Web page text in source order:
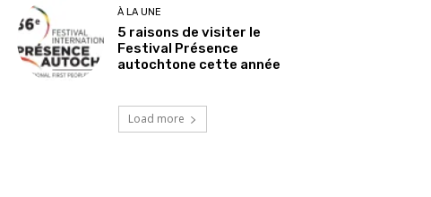
À LA UNE
5 raisons de visiter le
Festival Présence
autochtone cette année
Load more